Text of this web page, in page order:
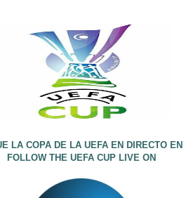
LA COPA DE LA UEFA EN DIRECTO EN
FOLLOW THE UEFA CUP LIVE ON